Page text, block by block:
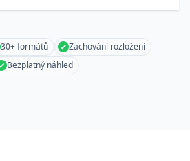
30+ formátů
Zachování rozložení
Bezplatný náhled